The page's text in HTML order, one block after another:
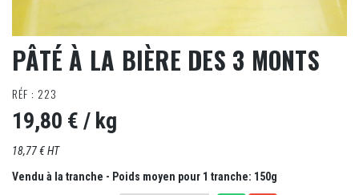
PÂTÉ À LA BIÈRE DES 3 MONTS
RÉF : 223
19,80 € / kg
18,77 € HT
Vendu à la tranche - Poids moyen pour 1 tranche: 150g